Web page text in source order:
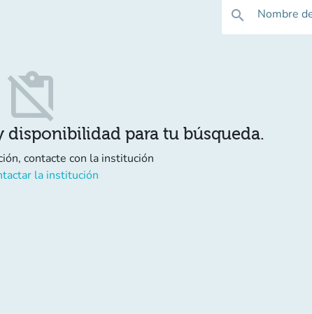
search Nombre
content_paste_off
disponibilidad para tu búsqueda.
contacte con la institución
la institución